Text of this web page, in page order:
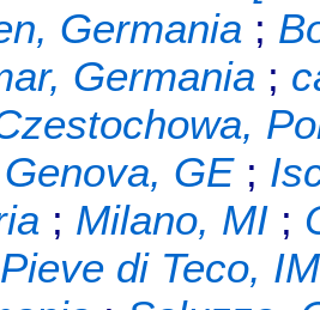
Germania ;
Germania ;
Genova, GE;
; Milano, MI ;
Pieve di Teco, IM